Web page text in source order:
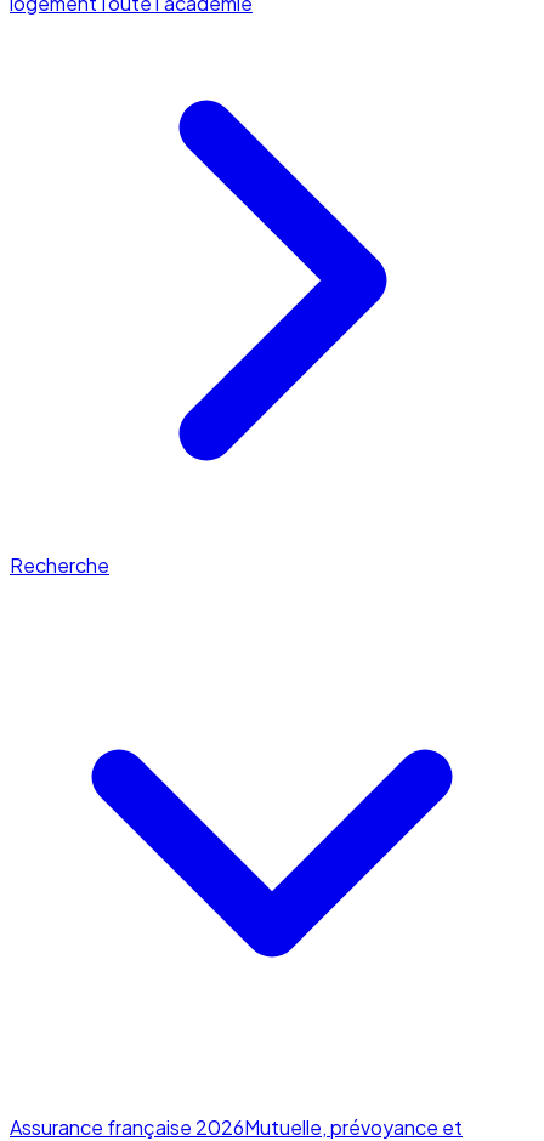
Recherche
Assurance française 2026Mutuelle, prévoyance et